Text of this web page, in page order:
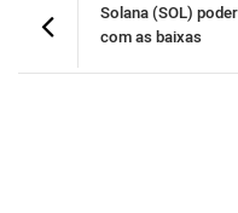
Solana (SOL)
com as baixas